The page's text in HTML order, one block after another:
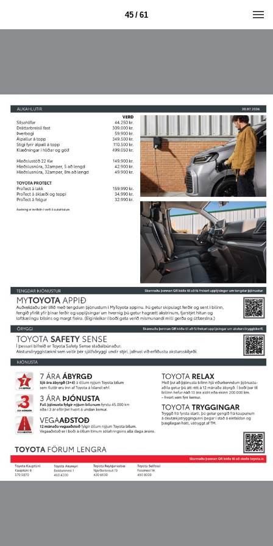
45 / 61